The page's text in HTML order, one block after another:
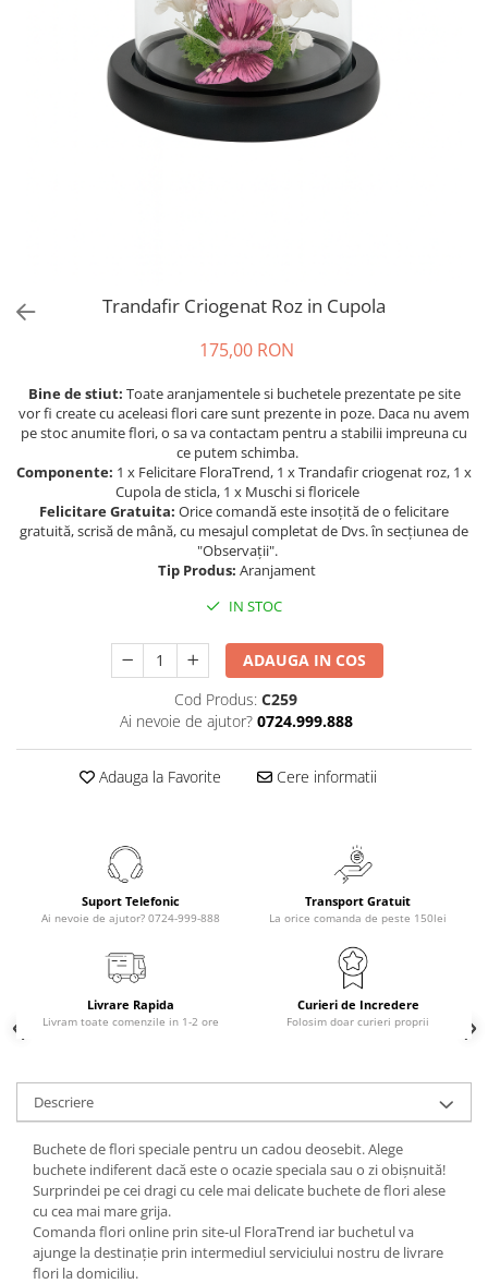
Trandafir Criogenat Roz in Cupola
175,00 RON
Bine de stiut: Toate aranjamentele si buchetele prezentate pe site
vor fi create cu aceleasi flori care sunt prezente in poze. Daca nu avem
pe stoc anumite flori, o sa va contactam pentru a stabilii impreuna cu
ce putem schimba.
Componente: 1 x Felicitare FloraTrend, 1 x Trandafir criogenat roz, 1 x
Cupola de sticla, 1 x Muschi si floricele
Felicitare Gratuita: Orice comandă este insoțită de o felicitare
gratuită, scrisă de mână, cu mesajul completat de Dvs. în secțiunea de
"Observații".
Tip Produs: Aranjament
IN STOC
ADAUGA IN COS
Cod Produs: C259
Ai nevoie de ajutor? 0724.999.888
Adauga la Favorite Cere informatii
Suport Telefonic
Ai nevoie de ajutor? 0724-999-888
Transport Gratuit
La orice comanda de peste 150lei
Livrare Rapida
Livram toate comenzile in 1-2 ore
Curieri de Incredere
Folosim doar curieri proprii
Descriere
Buchete de flori speciale pentru un cadou deosebit. Alege
buchete indiferent dacă este o ocazie speciala sau o zi obișnuită!
Surprindei pe cei dragi cu cele mai delicate buchete de flori alese
cu cea mai mare grija.
Comanda flori online prin site-ul FloraTrend iar buchetul va
ajunge la destinație prin intermediul serviciului nostru de livrare
flori la domiciliu.